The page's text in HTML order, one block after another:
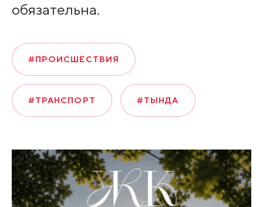
обязательна.
#ПРОИСШЕСТВИЯ
#ТРАНСПОРТ #ТЫНДА